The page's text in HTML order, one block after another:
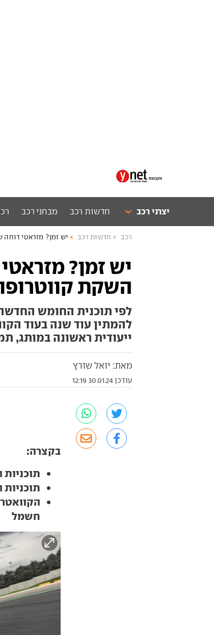
יצרני רכב חדשות רכב מבחני רכב
רכב חדשות רכב יש זמן? מזראטי
יש זמן?
השקת
לפי תוכנית החומש
להמתין עוד שנה בעוד
ייעודית ראשונה במותג,
מאת: יואל שורץ
עודכן 30.01.24 12:19
בקצרה:
חשמל